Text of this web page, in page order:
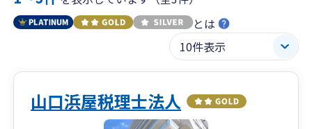
とは
山口浜屋税理士法人